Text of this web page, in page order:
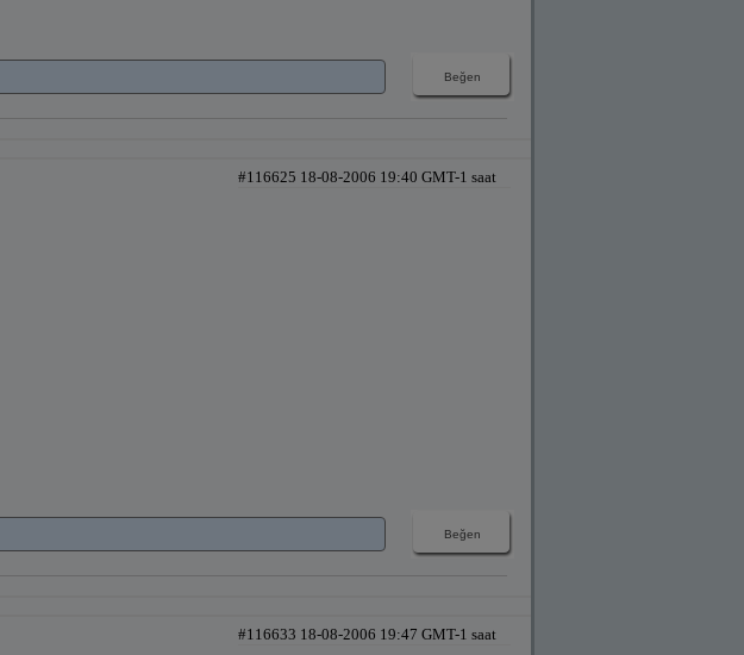
#116625 18-08-2006 19:40 GMT-1 saat
#116633 18-08-2006 19:47 GMT-1 saat